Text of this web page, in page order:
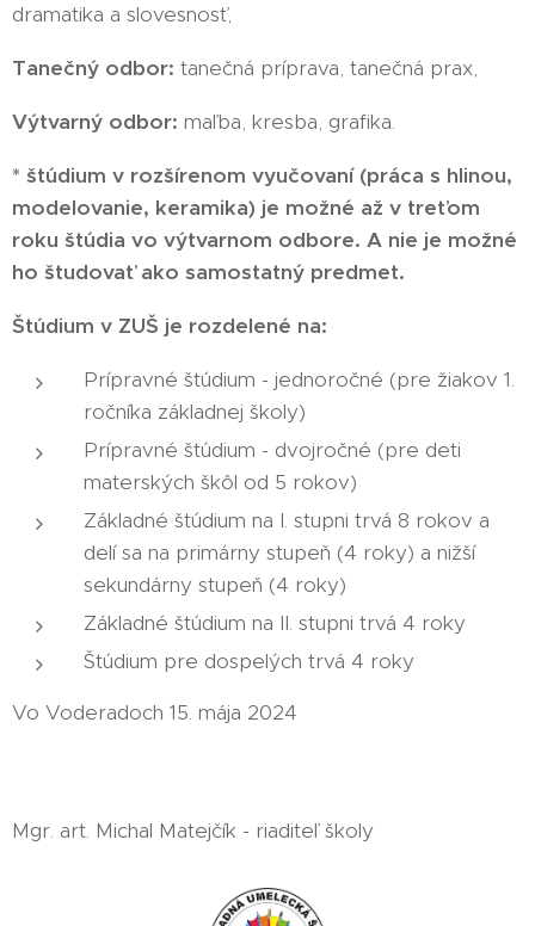
dramatika a slovesnosť,
Tanečný odbor: tanečná príprava, tanečná prax,
Výtvarný odbor: maľba, kresba, grafika.
* štúdium v rozšírenom vyučovaní (práca s hlinou,
modelovanie, keramika) je možné až v treťom
roku štúdia vo výtvarnom odbore. A nie je možné
ho študovať ako samostatný predmet.
Štúdium v ZUŠ je rozdelené na:
Prípravné štúdium - jednoročné (pre žiakov 1.
ročníka základnej školy)
Prípravné štúdium - dvojročné (pre deti
materských škôl od 5 rokov)
Základné štúdium na I. stupni trvá 8 rokov a
delí sa na primárny stupeň (4 roky) a nižší
sekundárny stupeň (4 roky)
Základné štúdium na II. stupni trvá 4 roky
Štúdium pre dospelých trvá 4 roky
Vo Voderadoch 15. mája 2024
Mgr. art. Michal Matejčík - riaditeľ školy